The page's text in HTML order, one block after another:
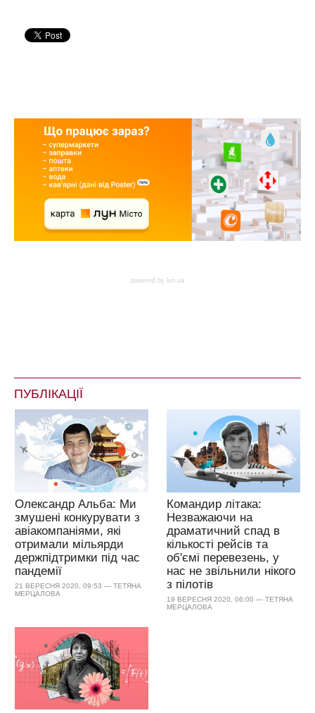
powered by lun.ua
ПУБЛІКАЦІЇ
Олександр Альба: Ми
змушені конкурувати з
авіакомпаніями, які
отримали мільярди
держпідтримки під час
пандемії
21 ВЕРЕСНЯ 2020, 09:53 — ТЕТЯНА
МЕРЦАЛОВА
Командир літака:
Незважаючи на
драматичний спад в
кількості рейсів та
об'ємі перевезень, у
нас не звільнили нікого
з пілотів
19 ВЕРЕСНЯ 2020, 06:00 — ТЕТЯНА
МЕРЦАЛОВА